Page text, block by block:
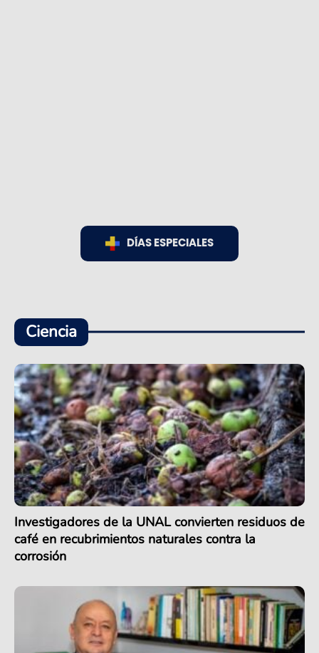
DÍAS ESPECIALES
Ciencia
Investigadores de la UNAL convierten residuos de
café en recubrimientos naturales contra la
corrosión